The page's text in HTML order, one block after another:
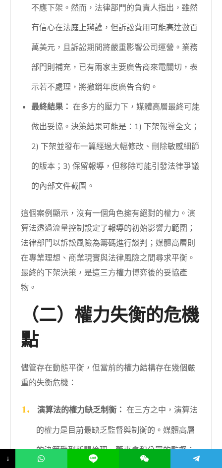
不應下架。然而，法律部門的負責人指出，雖然
有信心在法庭上辯護，但訴訟費用可能高達數百
萬美元，且訴訟期間將嚴重影響公司運營。業務
部門則補充，已有兩家主要廣告商來電關切，表
示若不處理，將撤銷年度廣告合約。
最終結果： 在多方的壓力下，媒體高層最終可能
做出妥協。決策結果可能是：1) 下架報導全文；
2) 下架並發布一篇經過大幅修改、刪除敏感細節
的版本；3) 保留報導，但移除可能引發法律爭議
的內部文件截圖。
這個案例顯示，沒有一個角色擁有絕對的權力。演
算法透過流量控制設定了報導的初始影響力範圍；
法律部門以訴訟風險為籌碼進行談判；媒體高層則
在專業理想、商業現實與法律風險之間尋求平衡。
最終的下架決策，是這三方權力博弈後的妥協產
物。
（二）權力失衡的危機
點
儘管存在動態平衡，但當前的權力結構存在幾個嚴
重的失衡危機：
演算法的權力缺乏制衡： 在三方之中，演算法
的權力是目前最缺乏監督與制衡的。媒體高層
的決策受到新聞倫理、董事會和公眾的監督；
↓